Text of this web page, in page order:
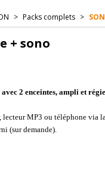
> Packs complets > SON
+ sono
2 enceintes, ampli et
MP3 ou téléphone via
(sur demande).